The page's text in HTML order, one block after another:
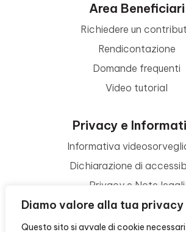
Diamo valore alla tua privacy
Questo sito si avvale di cookie
Area Beneficiari
Richiedere un
Rendicontazione
Domande frequenti
Video tutorial
Privacy e
Informativa
Dichiarazione di
Privacy e Note legali
Termini di utilizzo
Cookie policy